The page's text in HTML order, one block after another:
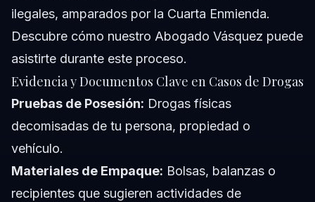
ilegales, amparados por la Cuarta Enmienda.
Descubre cómo nuestro Abogado Vásquez puede
asistirte durante este proceso.
Evidencia y Documentos Clave en Casos de Drogas
Pruebas de Posesión: Drogas físicas
decomisadas de tu persona, propiedad o
vehículo.
Materiales de Empaque: Bolsas, balanzas o
recipientes que sugieren actividades de